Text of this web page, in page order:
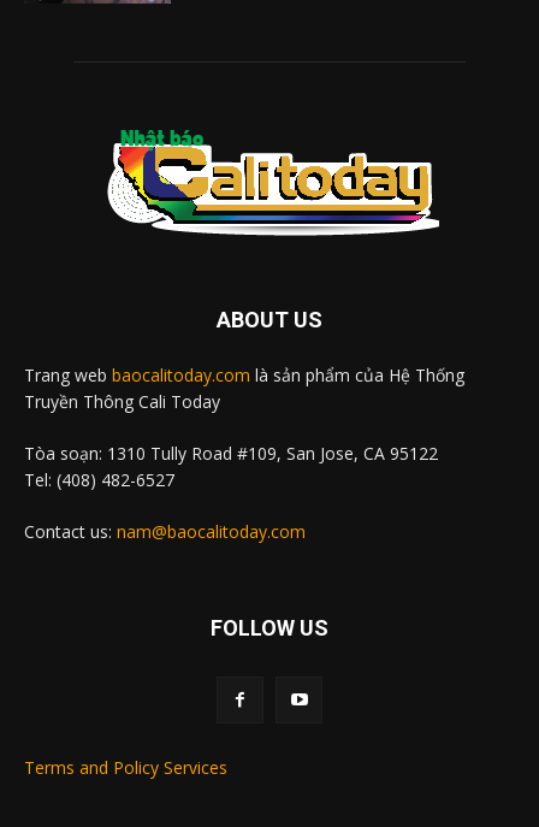
ABOUT US
Trang web baocalitoday.com là sản phẩm của Hệ Thống
Truyền Thông Cali Today
Tòa soạn: 1310 Tully Road #109, San Jose, CA 95122
Tel: (408) 482-6527
Contact us: nam@baocalitoday.com
FOLLOW US
Terms and Policy Services